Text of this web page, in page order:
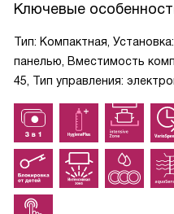
Ключевые
Тип: Компактная,
панелью, Вместимость
45, Тип управления: